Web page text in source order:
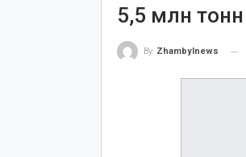
5,5 млн
By Zhambylnews